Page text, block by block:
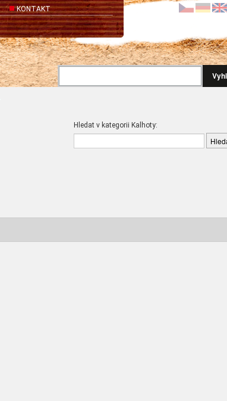
KONTAKT
Hledat v kategorii Kalhoty: